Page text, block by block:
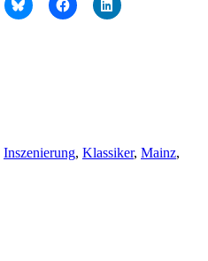
Inszenierung, Klassiker, Mainz,